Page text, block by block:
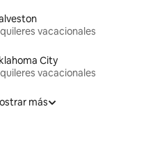
vacacionales
City
vacacionales
más